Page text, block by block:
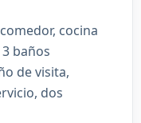
cocina
baños
de visita,
dos